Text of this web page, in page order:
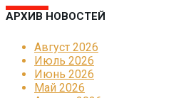
АРХИВ НОВОСТЕЙ
Август 2026
Июль 2026
Июнь 2026
Май 2026